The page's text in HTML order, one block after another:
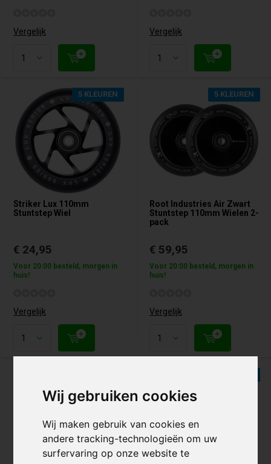
Wij gebruiken cookies
Wij maken gebruik van cookies en
andere tracking-technologieën om uw
surfervaring op onze website te
Vergelijk Vergelijk
Striker Lux 110mm
Stuntstep Wiel
5 KLEUREN
€ 24,95
Voor 20:00 besteld, morgen in
huis!
Vergelijk
Root Industries Air Zwart
Stuntstep 110mm Wielen 2-
pack
5 KLEUREN
€ 59,95
Voor 20:00 besteld, morgen in
huis!
Vergelijk